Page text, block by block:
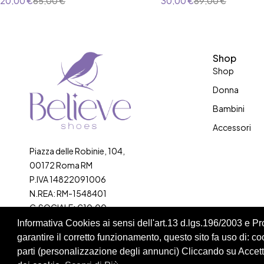
Informativa Cookies ai sensi dell'art.13 d.lgs.196/2003 e
garantire il corretto funzionamento, questo sito fa uso di:
parti (personalizzazione degli annunci) Cliccando su
Piazza delle Robinie, 104,
00172 Roma RM
P.IVA 14822091006
N.REA: RM-1548401
C.SOCIALE: €10,00
334 918 4321
Shop
Shop
Donna
Bambini
Accessori